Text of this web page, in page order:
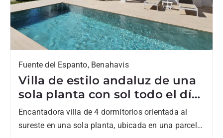
Fuente del Espanto, Benahavis
Villa de estilo andaluz de una
sola planta con sol todo el día
en Fuente del Espanto
Encantadora villa de 4 dormitorios orientada al
sureste en una sola planta, ubicada en una parcela